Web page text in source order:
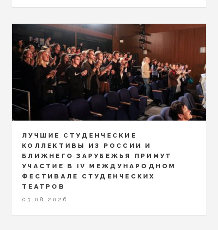
ЛУЧШИЕ СТУДЕНЧЕСКИЕ
КОЛЛЕКТИВЫ ИЗ РОССИИ И
БЛИЖНЕГО ЗАРУБЕЖЬЯ ПРИМУТ
УЧАСТИЕ В IV МЕЖДУНАРОДНОМ
ФЕСТИВАЛЕ СТУДЕНЧЕСКИХ
ТЕАТРОВ
03.08.2026